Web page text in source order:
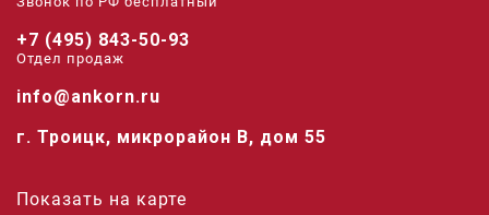
+7 (495) 843-50-93
Отдел продаж
info@ankorn.ru
г. Троицк, микрорайон В, дом 55
Показать на карте